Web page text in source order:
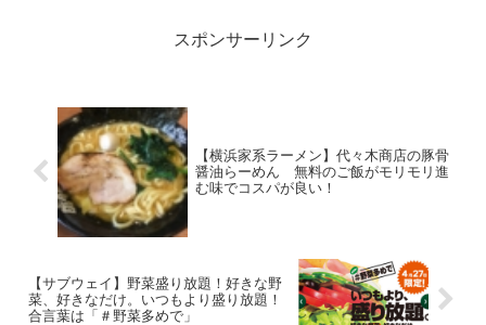
スポンサーリンク
【横浜家系ラーメン】代々木商店の豚骨
醤油らーめん 無料のご飯がモリモリ進
む味でコスパが良い！
【サブウェイ】野菜盛り放題！好きな野
菜、好きなだけ。いつもより盛り放題！
合言葉は「＃野菜多めで」